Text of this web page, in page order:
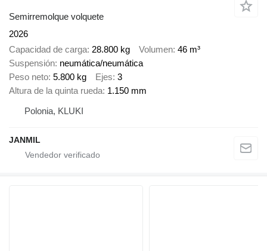
Semirremolque volquete
2026
Capacidad de carga 28.800 kg Volumen 46 m³
Suspensión neumática/neumática
Peso neto 5.800 kg Ejes 3
Altura de la quinta rueda 1.150 mm
Polonia, KLUKI
JANMIL